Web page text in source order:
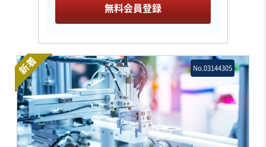
無料会員登録
新着 No.03144305